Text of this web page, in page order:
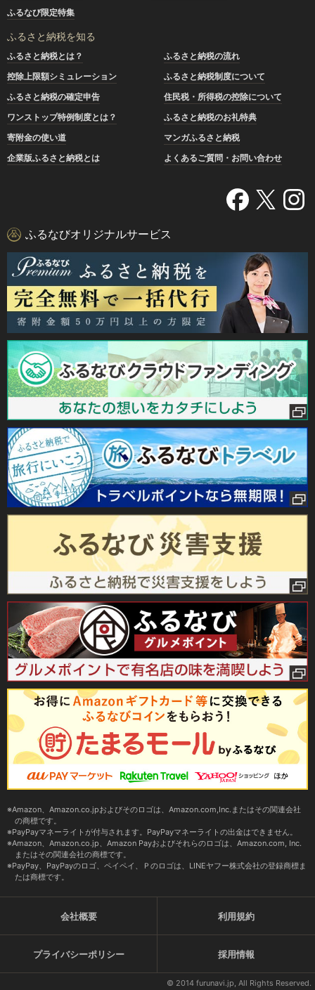
ふるなび限定特集
ふるさと納税を知る
ふるさと納税とは？
ふるさと納税の流れ
控除上限額シミュレーション
ふるさと納税制度について
ふるさと納税の確定申告
住民税・所得税の控除について
ワンストップ特例制度とは？
ふるさと納税のお礼特典
寄附金の使い道
マンガふるさと納税
企業版ふるさと納税とは
よくあるご質問・お問い合わせ
ふるなびオリジナルサービス
Amazon、Amazon.co.jpおよびそのロゴは、Amazon.com,Inc.またはその関連会社
の商標です。
PayPayマネーライトが付与されます。PayPayマネーライトの出金はできません。
Amazon、Amazon.co.jp、Amazon Payおよびそれらのロゴは、Amazon.com, Inc.
またはその関連会社の商標です。
PayPay、PayPayのロゴ、ペイペイ、Ｐのロゴは、LINEヤフー株式会社の登録商標ま
たは商標です。
会社概要 利用規約
プライバシーポリシー 採用情報
© 2014 furunavi.jp, All Rights Reserved.